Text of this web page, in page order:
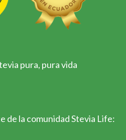
pura, pura vida
de la comunidad Stevia Life: